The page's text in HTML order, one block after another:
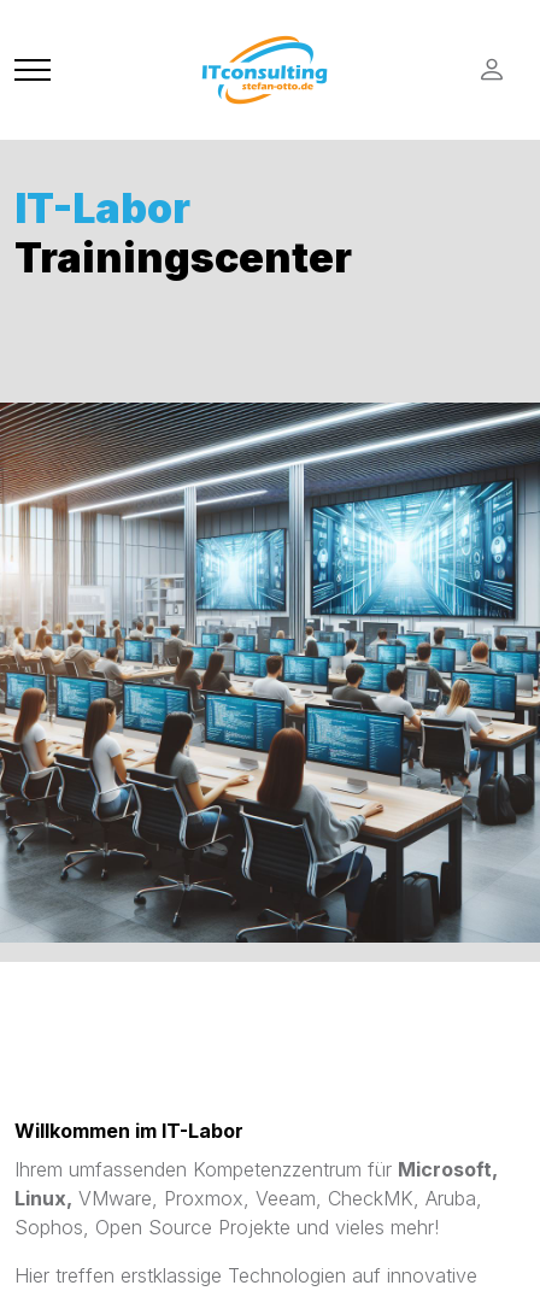
IT-Labor
Trainingscenter
Willkommen im IT-Labor
Ihrem umfassenden Kompetenzzentrum für Microsoft,
Linux, VMware, Proxmox, Veeam, CheckMK, Aruba,
Sophos, Open Source Projekte und vieles mehr!
Hier treffen erstklassige Technologien auf innovative